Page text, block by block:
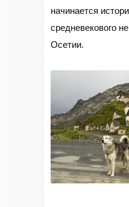
начинается
средневекового
Осетии.